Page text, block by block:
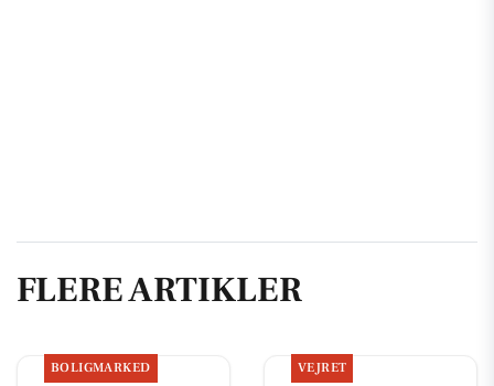
FLERE ARTIKLER
BOLIGMARKED VEJRET